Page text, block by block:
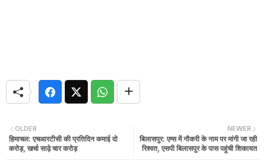
NEWER
बिलासपुर: एम्स में नौकरी के नाम पर मांगी जा रही
रिश्वत, एसपी बिलासपुर के पास पहुंची शिकायत
OLDER
हिमाचल: एचआरटीसी की प्रतिदिन कमाई दो
करोड़, खर्चा साढ़े चार करोड़